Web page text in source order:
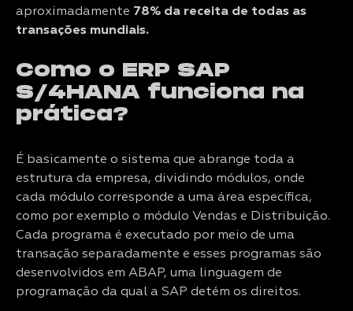
aproximadamente 78% da receita de todas as
transações mundiais.
Como o ERP SAP
S/4HANA funciona na
prática?
É basicamente o sistema que abrange toda a
estrutura da empresa, dividindo módulos, onde
cada módulo corresponde a uma área específica,
como por exemplo o módulo Vendas e Distribuição.
Cada programa é executado por meio de uma
transação separadamente e esses programas são
desenvolvidos em ABAP, uma linguagem de
programação da qual a SAP detém os direitos.